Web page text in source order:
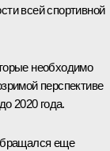
всей спортивной
необходимо
перспективе
2020 года.
еще